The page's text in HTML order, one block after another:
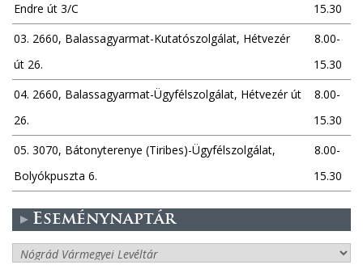
Endre út 3/C
15.30
03. 2660, Balassagyarmat-Kutatószolgálat, Hétvezér
út 26.
8.00-
15.30
04. 2660, Balassagyarmat-Ügyfélszolgálat, Hétvezér út
26.
8.00-
15.30
05. 3070, Bátonyterenye (Tiribes)-Ügyfélszolgálat,
Bolyókpuszta 6.
8.00-
15.30
Eseménynaptár